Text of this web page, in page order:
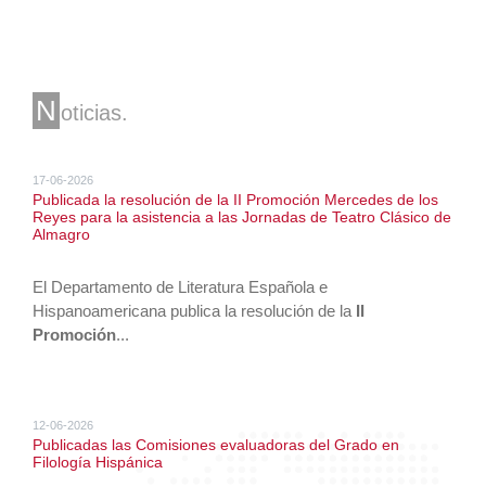
N oticias
17-06-2026
Publicada la resolución de la II Promoción Mercedes de los
Reyes para la asistencia a las Jornadas de Teatro Clásico de
Almagro
El Departamento de Literatura Española e
Hispanoamericana publica la resolución de la II
Promoción...
12-06-2026
Publicadas las Comisiones evaluadoras del Grado en
Filología Hispánica